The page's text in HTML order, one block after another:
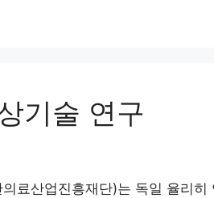
기술 연구
산업진흥재단)는 독일 율리히